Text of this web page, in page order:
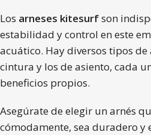
Los arneses kitesurfson
estabilidad y control en este
acuático. Hay diversos tipos de
cintura y los de asiento, cada
beneficios propios.
Asegúrate de elegir un arnés
cómodamente, sea duradero y